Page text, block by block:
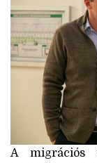
A migrációs